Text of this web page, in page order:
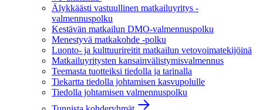
Älykkäästi vastuullinen matkailuyritys -
valmennuspolku
Kestävän matkailun DMO-valmennuspolku
Menestyvä matkakohde -polku
Luonto- ja kulttuurireitit matkailun vetovoimatekijöinä
Matkailuyritysten kansainvälistymisvalmennus
Teemasta tuotteiksi tiedolla ja tarinalla
Tiekartta tiedolla johtamisen kasvupolulle
Tiedolla johtamisen valmennuspolku